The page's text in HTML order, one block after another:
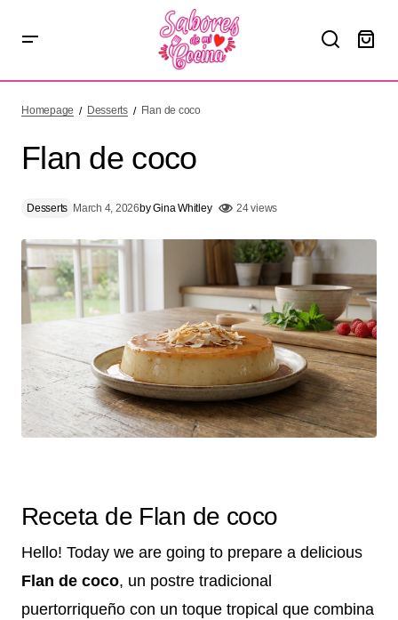
Homepage Desserts Flan de coco
Flan de coco
Desserts March 4, 2026byGina Whitley 24 views
Receta de Flan de coco
Hello! Today we are going to prepare a delicious
Flan de coco, un postre tradicional
puertorriqueño con un toque tropical que combina